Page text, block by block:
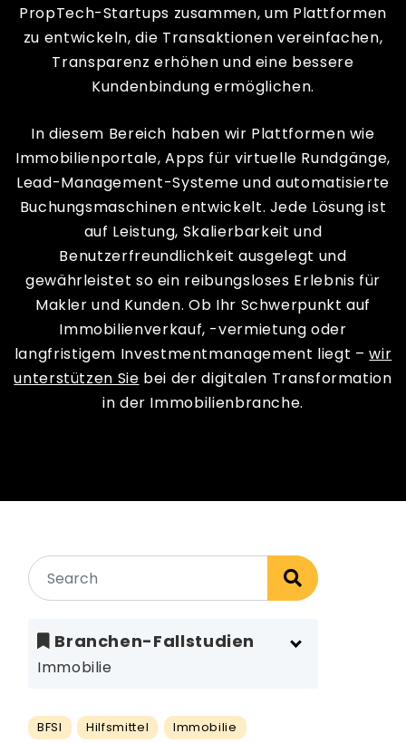
PropTech-Startups zusammen, um Plattformen
zu entwickeln, die Transaktionen vereinfachen,
Transparenz erhöhen und eine bessere
Kundenbindung ermöglichen.
In diesem Bereich haben wir Plattformen wie
Immobilienportale, Apps für virtuelle Rundgänge,
Lead-Management-Systeme und automatisierte
Buchungsmaschinen entwickelt. Jede Lösung ist
auf Leistung, Skalierbarkeit und
Benutzerfreundlichkeit ausgelegt und
gewährleistet so ein reibungsloses Erlebnis für
Makler und Kunden. Ob Ihr Schwerpunkt auf
Immobilienverkauf, -vermietung oder
langfristigem Investmentmanagement liegt –wir
unterstützen Sie bei der digitalen Transformation
in der Immobilienbranche.
Branchen-Fallstudien
Immobilie
BFSI Hilfsmittel Immobilie